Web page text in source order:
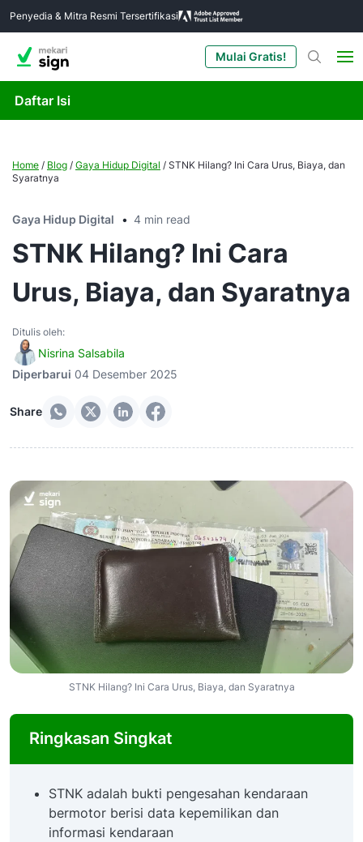
Penyedia & Mitra Resmi Tersertifikasi
Mulai Gratis!
Daftar Isi
Home / Blog / Gaya Hidup Digital / STNK Hilang? Ini Cara Urus, Biaya, dan
Syaratnya
Gaya Hidup Digital 4 min read
STNK Hilang? Ini Cara
Urus, Biaya, dan Syaratnya
Ditulis oleh:
Nisrina Salsabila
Diperbarui 04 Desember 2025
Share
STNK Hilang? Ini Cara Urus, Biaya, dan Syaratnya
Ringkasan Singkat
STNK adalah bukti pengesahan kendaraan
bermotor berisi data kepemilikan dan
informasi kendaraan